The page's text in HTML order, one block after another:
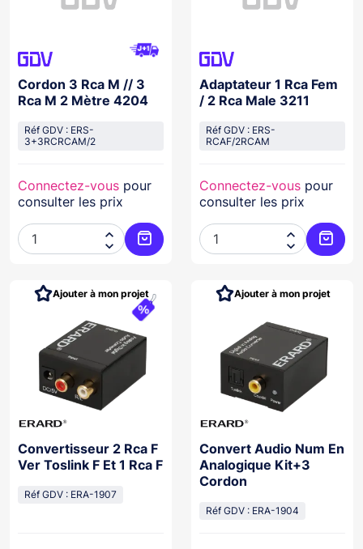
Cordon 3 Rca M // 3
Rca M 2 Mètre 4204
Réf GDV : ERS-
3+3RCRCAM/2
Connectez-vous pour
consulter les prix


Ajouter au panier
Adaptateur 1 Rca Fem
/ 2 Rca Male 3211
Réf GDV : ERS-
RCAF/2RCAM
Connectez-vous pour
consulter les prix


Convertisseur 2 Rca F
Ver Toslink F Et 1 Rca F
Réf GDV : ERA-1907
Ajouter à mon projet
Convert Audio Num En
Analogique Kit+3
Cordon
Réf GDV : ERA-1904
Ajouter à mon projet